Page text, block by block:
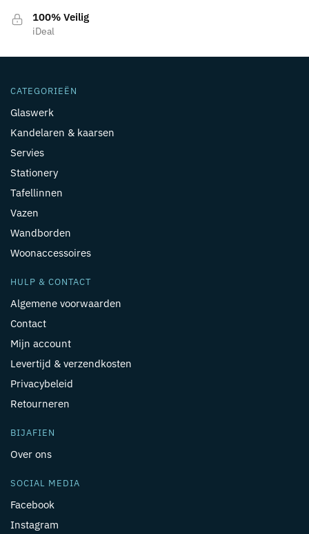
100% Veilig
iDeal
CATEGORIEËN
Glaswerk
Kandelaren & kaarsen
Servies
Stationery
Tafellinnen
Vazen
Wandborden
Woonaccessoires
HULP & CONTACT
Algemene voorwaarden
Contact
Mijn account
Levertijd & verzendkosten
Privacybeleid
Retourneren
BIJAFIEN
Over ons
SOCIAL MEDIA
Facebook
Instagram